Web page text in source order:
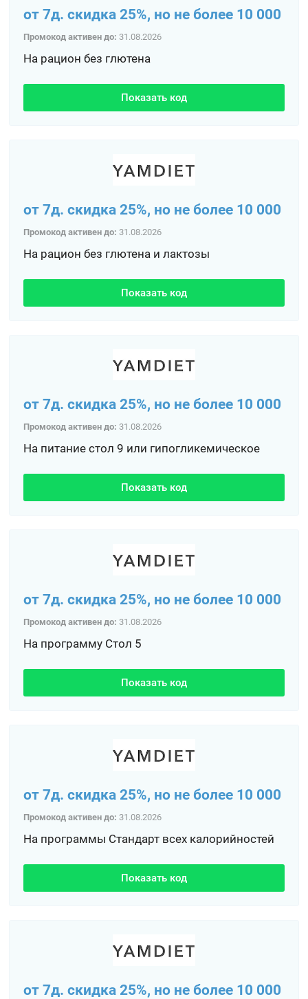
от 7д. скидка 25%, но не более 10 000
Промокод активен до: 31.08.2026
На рацион без глютена
Показать код
от 7д. скидка 25%, но не более 10 000
Промокод активен до: 31.08.2026
На рацион без глютена и лактозы
Показать код
от 7д. скидка 25%, но не более 10 000
Промокод активен до: 31.08.2026
На питание стол 9 или гипогликемическое
Показать код
от 7д. скидка 25%, но не более 10 000
Промокод активен до: 31.08.2026
На программу Стол 5
Показать код
от 7д. скидка 25%, но не более 10 000
Промокод активен до: 31.08.2026
На программы Стандарт всех калорийностей
Показать код
от 7д. скидка 25%, но не более 10 000